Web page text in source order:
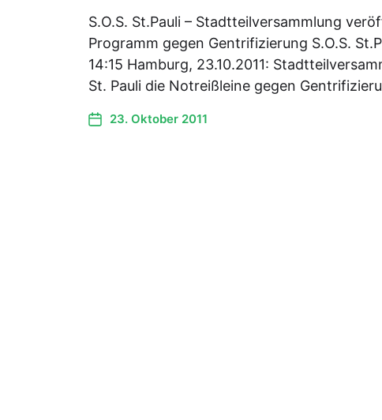
S.O.S. St.Pauli – Stadtteilversammlung
Programm gegen Gentrifizierung S.O.S.
14:15 Hamburg, 23.10.2011:
St. Pauli die Notreißleine gegen
23. Oktober 2011